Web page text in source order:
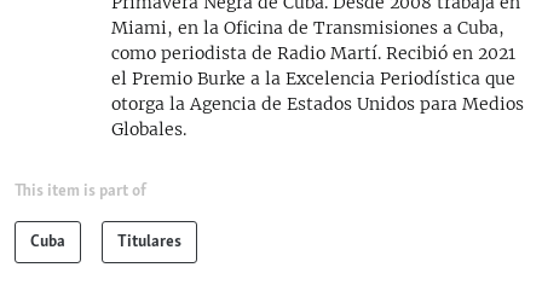
Miami, en la Oficina de Transmisiones a Cuba,
como periodista de Radio Martí. Recibió en 2021
el Premio Burke a la Excelencia Periodística que
otorga la Agencia de Estados Unidos para Medios
Globales.
This item is part of
Cuba Titulares